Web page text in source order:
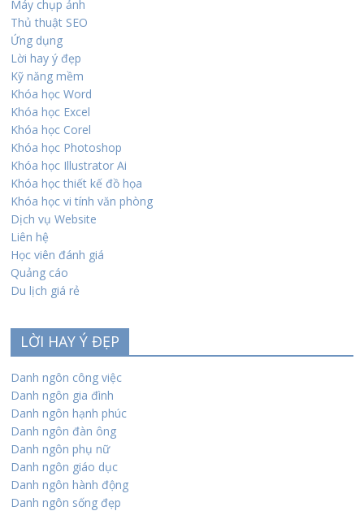
Máy chụp ảnh
Thủ thuật SEO
Ứng dụng
Lời hay ý đẹp
Kỹ năng mềm
Khóa học Word
Khóa học Excel
Khóa học Corel
Khóa học Photoshop
Khóa học Illustrator Ai
Khóa học thiết kế đồ họa
Khóa học vi tính văn phòng
Dịch vụ Website
Liên hệ
Học viên đánh giá
Quảng cáo
Du lịch giá rẻ
LỜI HAY Ý ĐẸP
Danh ngôn công việc
Danh ngôn gia đình
Danh ngôn hạnh phúc
Danh ngôn đàn ông
Danh ngôn phụ nữ
Danh ngôn giáo dục
Danh ngôn hành động
Danh ngôn sống đẹp